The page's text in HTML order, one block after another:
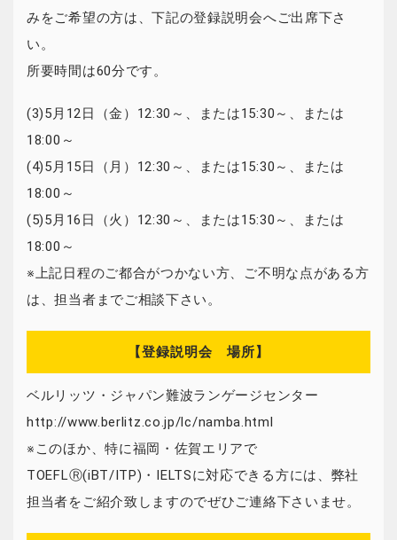
みをご希望の方は、下記の登録説明会へご出席下さ
い。
所要時間は60分です。
(3)5月12日（金）12:30～、または15:30～、または
18:00～
(4)5月15日（月）12:30～、または15:30～、または
18:00～
(5)5月16日（火）12:30～、または15:30～、または
18:00～
※上記日程のご都合がつかない方、ご不明な点がある方
は、担当者までご相談下さい。
【登録説明会 場所】
ベルリッツ・ジャパン難波ランゲージセンター
http://www.berlitz.co.jp/lc/namba.html
※このほか、特に福岡・佐賀エリアで
TOEFLⓇ(iBT/ITP)・IELTSに対応できる方には、弊社
担当者をご紹介致しますのでぜひご連絡下さいませ。